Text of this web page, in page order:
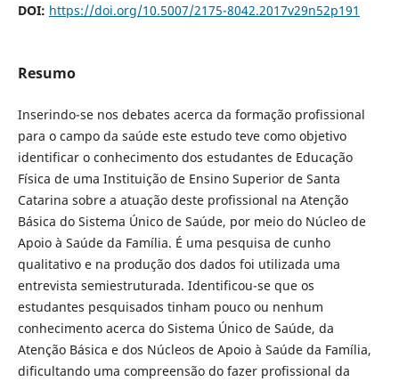
DOI: https://doi.org/10.5007/2175-8042.2017v29n52p191
Resumo
Inserindo-se nos debates acerca da formação profissional
para o campo da saúde este estudo teve como objetivo
identificar o conhecimento dos estudantes de Educação
Física de uma Instituição de Ensino Superior de Santa
Catarina sobre a atuação deste profissional na Atenção
Básica do Sistema Único de Saúde, por meio do Núcleo de
Apoio à Saúde da Família. É uma pesquisa de cunho
qualitativo e na produção dos dados foi utilizada uma
entrevista semiestruturada. Identificou-se que os
estudantes pesquisados tinham pouco ou nenhum
conhecimento acerca do Sistema Único de Saúde, da
Atenção Básica e dos Núcleos de Apoio à Saúde da Família,
dificultando uma compreensão do fazer profissional da